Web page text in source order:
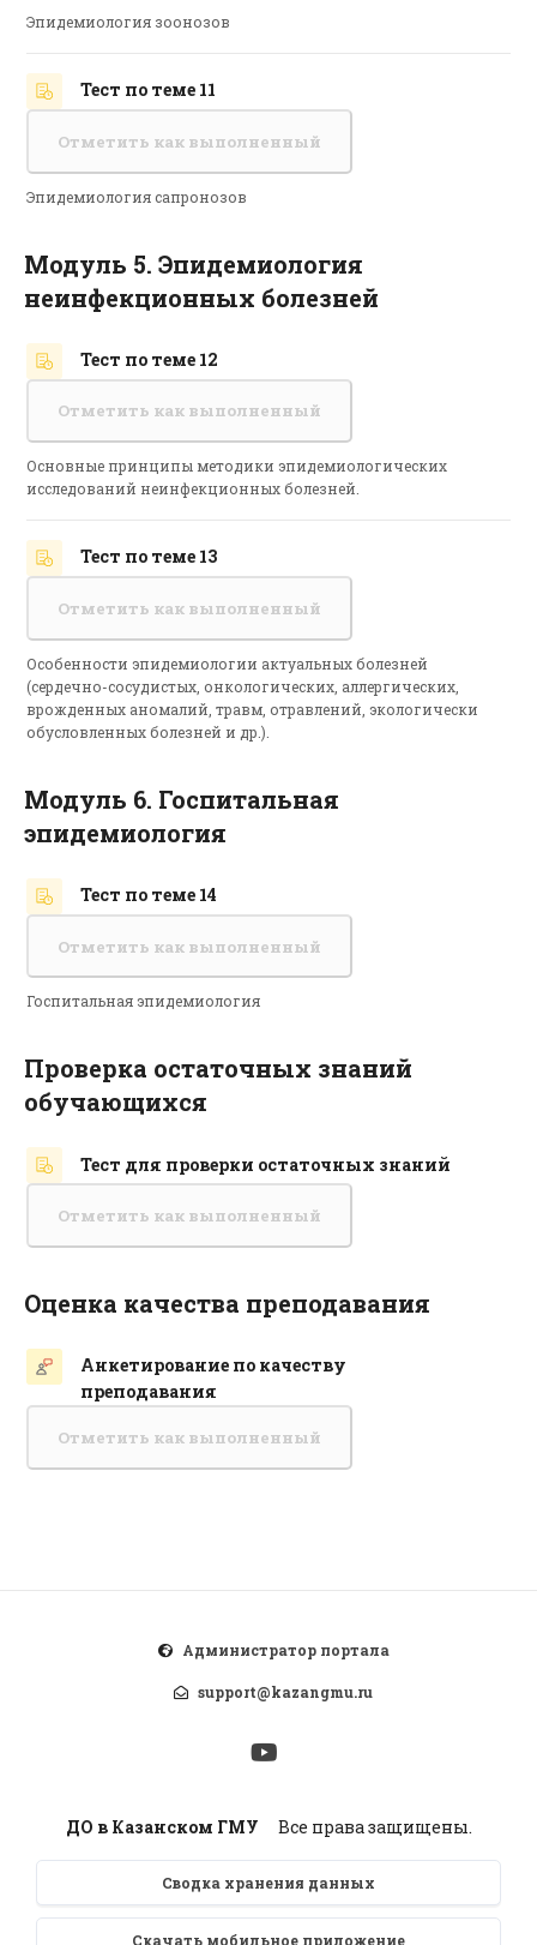
Эпидемиология зоонозов
Тест по теме 11
Отметить как выполненный
Эпидемиология сапронозов
Модуль 5. Эпидемиология
неинфекционных болезней
Тест по теме 12
Отметить как выполненный
Основные принципы методики эпидемиологических
исследований неинфекционных болезней.
Тест по теме 13
Отметить как выполненный
Особенности эпидемиологии актуальных болезней
(сердечно-сосудистых, онкологических, аллергических,
врожденных аномалий, травм, отравлений, экологически
обусловленных болезней и др.).
Модуль 6. Госпитальная
эпидемиология
Тест по теме 14
Отметить как выполненный
Госпитальная эпидемиология
Проверка остаточных знаний
обучающихся
Тест для проверки остаточных знаний
Отметить как выполненный
Оценка качества преподавания
Анкетирование по качеству
преподавания
Обратная связь
Отметить как выполненный
Администратор портала
support@kazangmu.ru
ДО в Казанском ГМУ Все права защищены.
Сводка хранения данных
Скачать мобильное приложение